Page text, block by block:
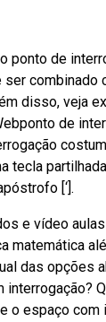
ponto de
ser combinado
disso, veja
de
tecla
[‘].
e vídeo
matemática
das opções
o espaço com